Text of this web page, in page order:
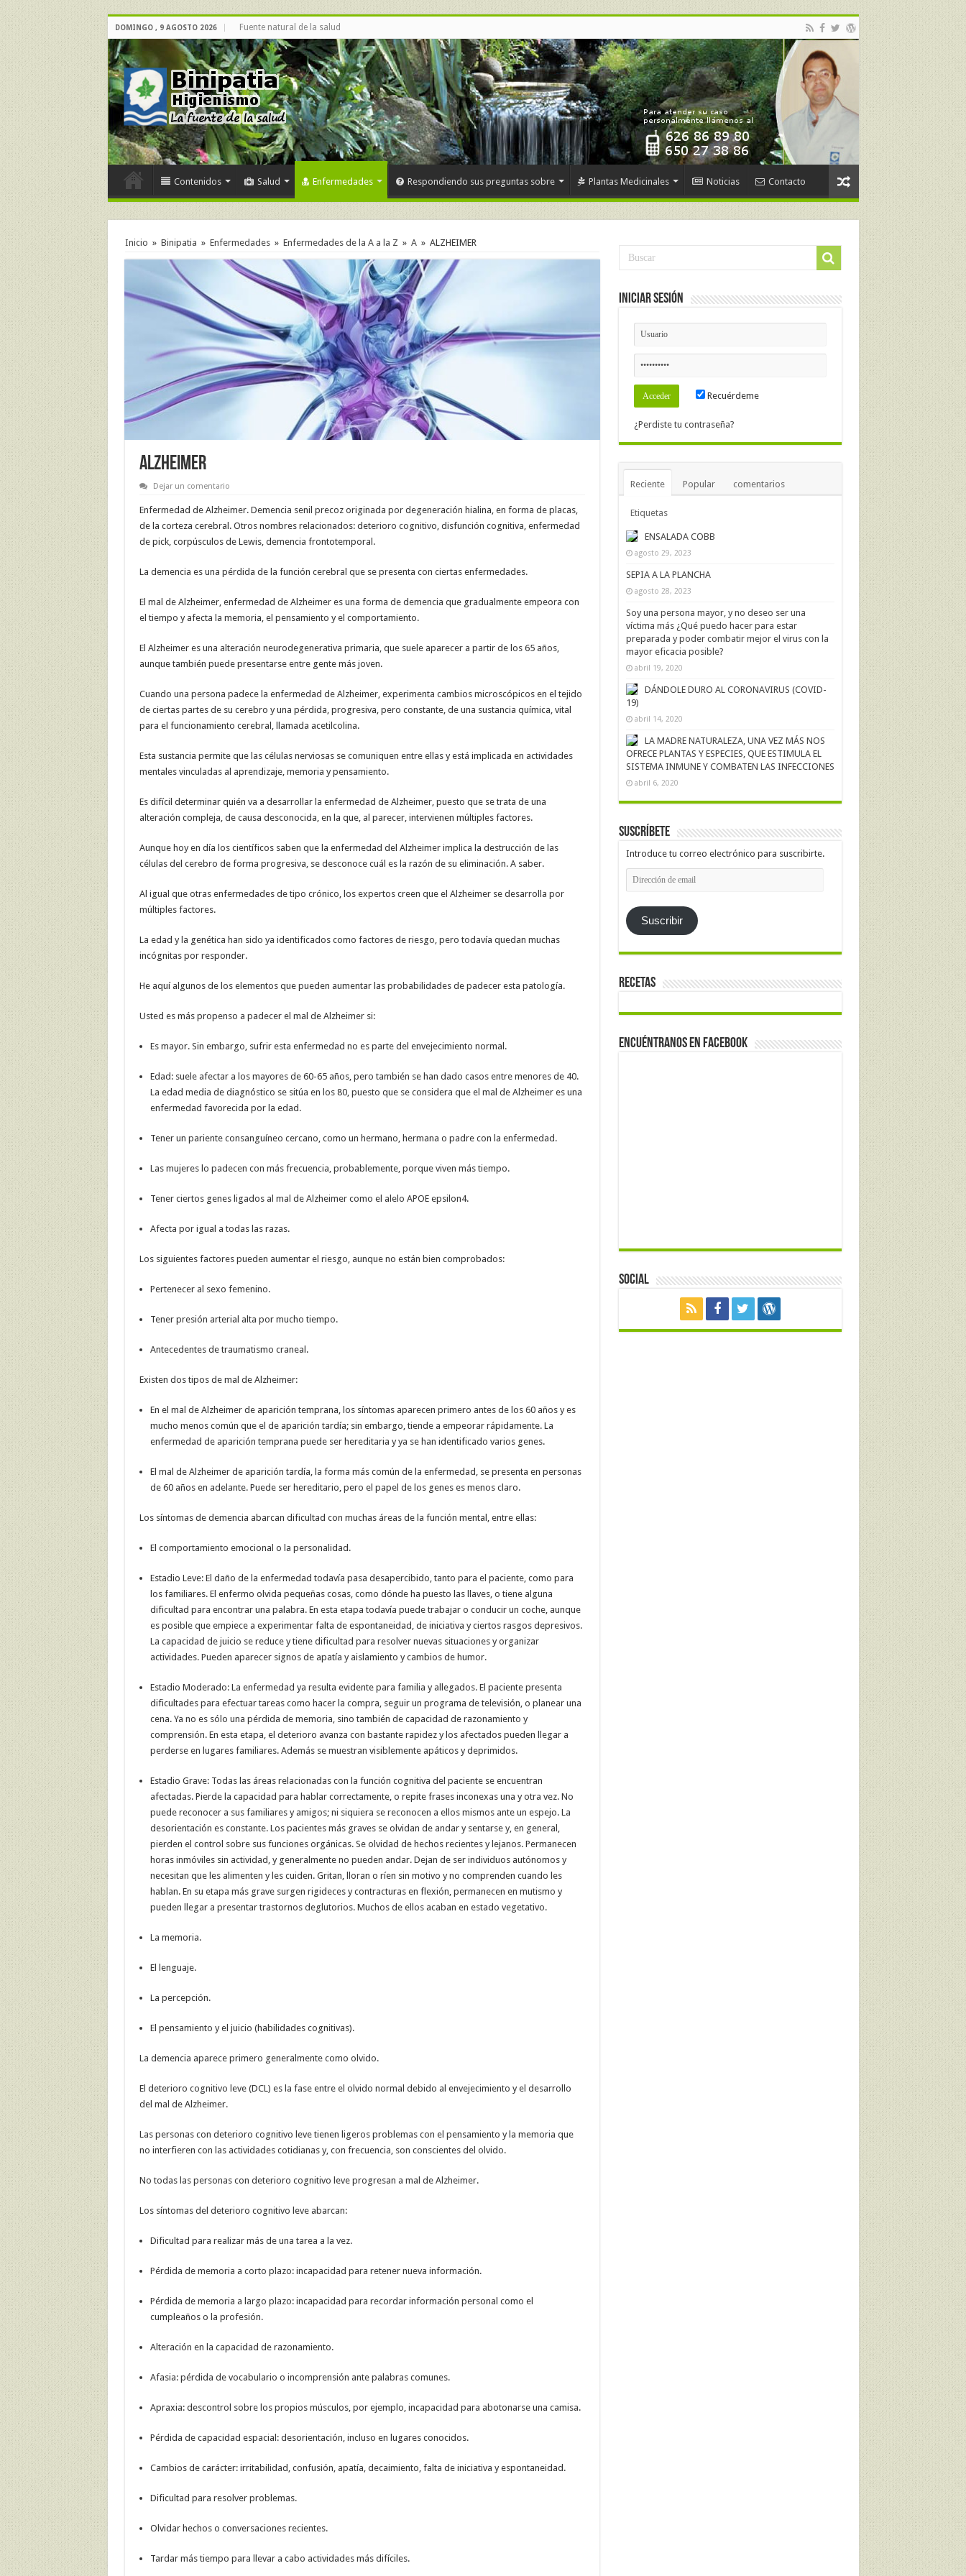
DOMINGO , 9 AGOSTO 2026 Fuente natural de la salud
Contenidos Salud Enfermedades Respondiendo sus preguntas sobre Plantas Medicinales Noticias Contacto
Inicio » Binipatia » Enfermedades » Enfermedades de la A a la Z » A » ALZHEIMER
ALZHEIMER
Dejar un comentario
Enfermedad de Alzheimer. Demencia senil precoz originada por degeneración hialina, en forma de placas,
de la corteza cerebral. Otros nombres relacionados: deterioro cognitivo, disfunción cognitiva, enfermedad
de pick, corpúsculos de Lewis, demencia frontotemporal.
La demencia es una pérdida de la función cerebral que se presenta con ciertas enfermedades.
El mal de Alzheimer, enfermedad de Alzheimer es una forma de demencia que gradualmente empeora con
el tiempo y afecta la memoria, el pensamiento y el comportamiento.
El Alzheimer es una alteración neurodegenerativa primaria, que suele aparecer a partir de los 65 años,
aunque también puede presentarse entre gente más joven.
Cuando una persona padece la enfermedad de Alzheimer, experimenta cambios microscópicos en el tejido
de ciertas partes de su cerebro y una pérdida, progresiva, pero constante, de una sustancia química, vital
para el funcionamiento cerebral, llamada acetilcolina.
Esta sustancia permite que las células nerviosas se comuniquen entre ellas y está implicada en actividades
mentales vinculadas al aprendizaje, memoria y pensamiento.
Es difícil determinar quién va a desarrollar la enfermedad de Alzheimer, puesto que se trata de una
alteración compleja, de causa desconocida, en la que, al parecer, intervienen múltiples factores.
Aunque hoy en día los científicos saben que la enfermedad del Alzheimer implica la destrucción de las
células del cerebro de forma progresiva, se desconoce cuál es la razón de su eliminación. A saber.
Al igual que otras enfermedades de tipo crónico, los expertos creen que el Alzheimer se desarrolla por
múltiples factores.
La edad y la genética han sido ya identificados como factores de riesgo, pero todavía quedan muchas
incógnitas por responder.
He aquí algunos de los elementos que pueden aumentar las probabilidades de padecer esta patología.
Usted es más propenso a padecer el mal de Alzheimer si:
Es mayor. Sin embargo, sufrir esta enfermedad no es parte del envejecimiento normal.
Edad: suele afectar a los mayores de 60-65 años, pero también se han dado casos entre menores de 40.
La edad media de diagnóstico se sitúa en los 80, puesto que se considera que el mal de Alzheimer es una
enfermedad favorecida por la edad.
Tener un pariente consanguíneo cercano, como un hermano, hermana o padre con la enfermedad.
Las mujeres lo padecen con más frecuencia, probablemente, porque viven más tiempo.
Tener ciertos genes ligados al mal de Alzheimer como el alelo APOE epsilon4.
Afecta por igual a todas las razas.
Los siguientes factores pueden aumentar el riesgo, aunque no están bien comprobados:
Pertenecer al sexo femenino.
Tener presión arterial alta por mucho tiempo.
Antecedentes de traumatismo craneal.
Existen dos tipos de mal de Alzheimer:
En el mal de Alzheimer de aparición temprana, los síntomas aparecen primero antes de los 60 años y es
mucho menos común que el de aparición tardía; sin embargo, tiende a empeorar rápidamente. La
enfermedad de aparición temprana puede ser hereditaria y ya se han identificado varios genes.
El mal de Alzheimer de aparición tardía, la forma más común de la enfermedad, se presenta en personas
de 60 años en adelante. Puede ser hereditario, pero el papel de los genes es menos claro.
Los síntomas de demencia abarcan dificultad con muchas áreas de la función mental, entre ellas:
El comportamiento emocional o la personalidad.
Estadio Leve: El daño de la enfermedad todavía pasa desapercibido, tanto para el paciente, como para
los familiares. El enfermo olvida pequeñas cosas, como dónde ha puesto las llaves, o tiene alguna
dificultad para encontrar una palabra. En esta etapa todavía puede trabajar o conducir un coche, aunque
es posible que empiece a experimentar falta de espontaneidad, de iniciativa y ciertos rasgos depresivos.
La capacidad de juicio se reduce y tiene dificultad para resolver nuevas situaciones y organizar
actividades. Pueden aparecer signos de apatía y aislamiento y cambios de humor.
Estadio Moderado: La enfermedad ya resulta evidente para familia y allegados. El paciente presenta
dificultades para efectuar tareas como hacer la compra, seguir un programa de televisión, o planear una
cena. Ya no es sólo una pérdida de memoria, sino también de capacidad de razonamiento y
comprensión. En esta etapa, el deterioro avanza con bastante rapidez y los afectados pueden llegar a
perderse en lugares familiares. Además se muestran visiblemente apáticos y deprimidos.
Estadio Grave: Todas las áreas relacionadas con la función cognitiva del paciente se encuentran
afectadas. Pierde la capacidad para hablar correctamente, o repite frases inconexas una y otra vez. No
puede reconocer a sus familiares y amigos; ni siquiera se reconocen a ellos mismos ante un espejo. La
desorientación es constante. Los pacientes más graves se olvidan de andar y sentarse y, en general,
pierden el control sobre sus funciones orgánicas. Se olvidad de hechos recientes y lejanos. Permanecen
horas inmóviles sin actividad, y generalmente no pueden andar. Dejan de ser individuos autónomos y
necesitan que les alimenten y les cuiden. Gritan, lloran o ríen sin motivo y no comprenden cuando les
hablan. En su etapa más grave surgen rigideces y contracturas en flexión, permanecen en mutismo y
pueden llegar a presentar trastornos deglutorios. Muchos de ellos acaban en estado vegetativo.
La memoria.
El lenguaje.
La percepción.
El pensamiento y el juicio (habilidades cognitivas).
La demencia aparece primero generalmente como olvido.
El deterioro cognitivo leve (DCL) es la fase entre el olvido normal debido al envejecimiento y el desarrollo
del mal de Alzheimer.
Las personas con deterioro cognitivo leve tienen ligeros problemas con el pensamiento y la memoria que
no interfieren con las actividades cotidianas y, con frecuencia, son conscientes del olvido.
No todas las personas con deterioro cognitivo leve progresan a mal de Alzheimer.
Los síntomas del deterioro cognitivo leve abarcan:
Dificultad para realizar más de una tarea a la vez.
Pérdida de memoria a corto plazo: incapacidad para retener nueva información.
Pérdida de memoria a largo plazo: incapacidad para recordar información personal como el
cumpleaños o la profesión.
Alteración en la capacidad de razonamiento.
Afasia: pérdida de vocabulario o incomprensión ante palabras comunes.
Apraxia: descontrol sobre los propios músculos, por ejemplo, incapacidad para abotonarse una camisa.
Pérdida de capacidad espacial: desorientación, incluso en lugares conocidos.
Cambios de carácter: irritabilidad, confusión, apatía, decaimiento, falta de iniciativa y espontaneidad.
Dificultad para resolver problemas.
Olvidar hechos o conversaciones recientes.
Tardar más tiempo para llevar a cabo actividades más difíciles.
Iniciar Sesión
Recuérdeme
¿Perdiste tu contraseña?
Reciente Popular comentarios
Etiquetas
ENSALADA COBB
agosto 29, 2023
SEPIA A LA PLANCHA
agosto 28, 2023
Soy una persona mayor, y no deseo ser una
víctima más ¿Qué puedo hacer para estar
preparada y poder combatir mejor el virus con la
mayor eficacia posible?
abril 19, 2020
DÁNDOLE DURO AL CORONAVIRUS (COVID-
19)
abril 14, 2020
LA MADRE NATURALEZA, UNA VEZ MÁS NOS
OFRECE PLANTAS Y ESPECIES, QUE ESTIMULA EL
SISTEMA INMUNE Y COMBATEN LAS INFECCIONES
abril 6, 2020
Suscríbete
Introduce tu correo electrónico para suscribirte.
Dirección
de
Suscribir
Recetas
Encuéntranos en Facebook
Social